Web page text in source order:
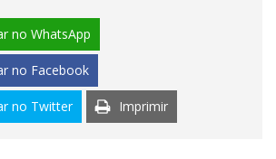
no WhatsApp
no Facebook
no Twitter Imprimir